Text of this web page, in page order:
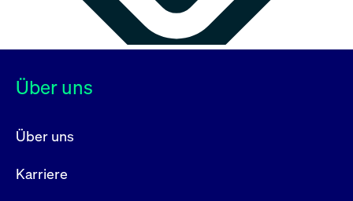
Über uns
Über uns
Karriere